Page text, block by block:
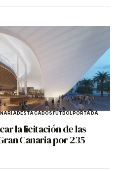
DESTACADOSFÚTBOLPORTADA
la licitación de las
Canaria por 235